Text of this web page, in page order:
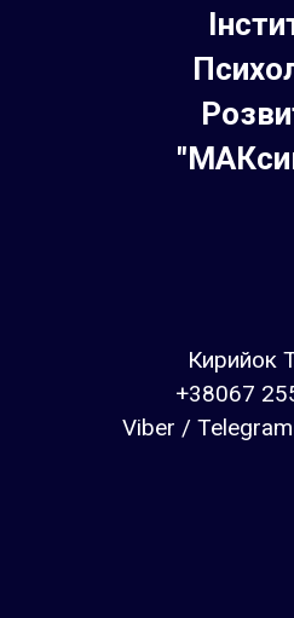
Кирийок
+38067
Viber /